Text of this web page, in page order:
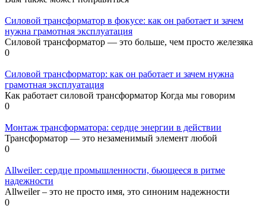
Силовой трансформатор в фокусе: как он работает и зачем
нужна грамотная эксплуатация
Силовой трансформатор — это больше, чем просто железяка
0
Силовой трансформатор: как он работает и зачем нужна
грамотная эксплуатация
Как работает силовой трансформатор Когда мы говорим
0
Монтаж трансформатора: сердце энергии в действии
Трансформатор — это незаменимый элемент любой
0
Allweiler: сердце промышленности, бьющееся в ритме
надежности
Allweiler – это не просто имя, это синоним надежности
0